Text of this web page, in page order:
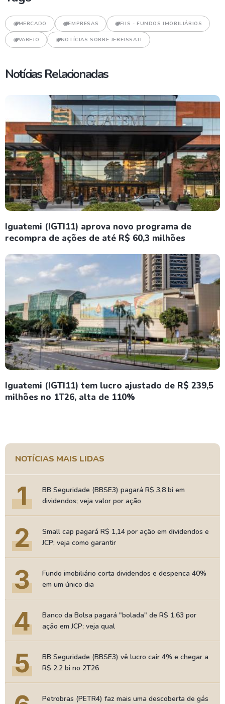
MERCADO EMPRESAS FIIS - FUNDOS IMOBILIÁRIOS
VAREJO NOTÍCIAS SOBRE JEREISSATI
Notícias Relacionadas
Iguatemi (IGTI11) aprova novo programa de
recompra de ações de até R$ 60,3 milhões
Iguatemi (IGTI11) tem lucro ajustado de R$ 239,5
milhões no 1T26, alta de 110%
NOTÍCIAS MAIS LIDAS
1
BB Seguridade (BBSE3) pagará R$ 3,8 bi em
dividendos; veja valor por ação
2
Small cap pagará R$ 1,14 por ação em dividendos e
JCP; veja como garantir
3
Fundo imobiliário corta dividendos e despenca 40%
em um único dia
4
Banco da Bolsa pagará "bolada" de R$ 1,63 por
ação em JCP; veja qual
5
BB Seguridade (BBSE3) vê lucro cair 4% e chegar a
R$ 2,2 bi no 2T26
Petrobras (PETR4) faz mais uma descoberta de gás